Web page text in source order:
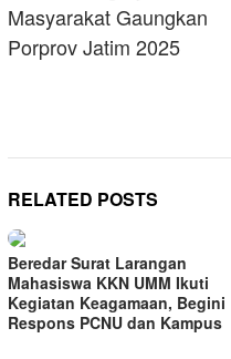
Masyarakat Gaungkan
Porprov Jatim 2025
RELATED POSTS
Beredar Surat Larangan
Mahasiswa KKN UMM Ikuti
Kegiatan Keagamaan, Begini
Respons PCNU dan Kampus